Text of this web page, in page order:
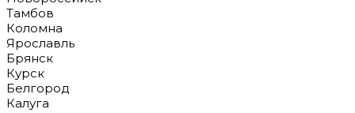
Тамбов
Коломна
Ярославль
Брянск
Курск
Белгород
Калуга